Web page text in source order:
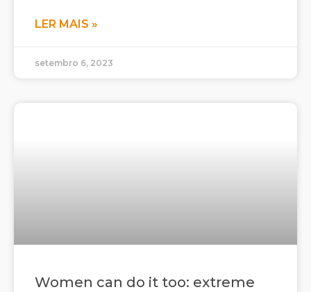
LER MAIS »
setembro 6, 2023
Women can do it too: extreme